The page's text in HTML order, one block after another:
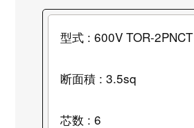
型式 : 600V TOR-2PNCT
断面積 : 3.5sq
芯数 : 6